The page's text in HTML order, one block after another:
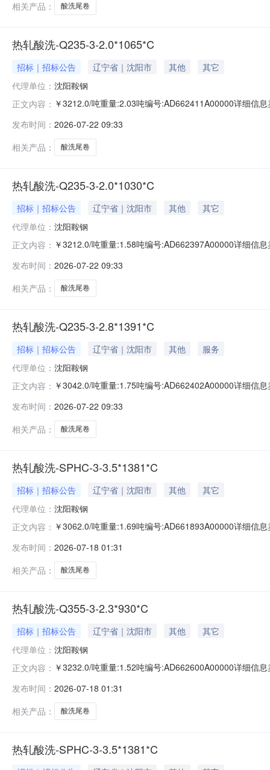
相关产品：
酸洗尾卷
热轧酸洗-Q235-3-2.0*1065*C
招标｜招标公告 辽宁省｜沈阳市 其他
其它
代理单位： 沈阳鞍钢
正文内容： ￥3212.0/吨重量:2.03吨编号:AD662411A00000详细信
产线名称:冷轧1#线锌层重量代码描述:上表面锌层重量
发布时间： 2026-07-22 09:33
相关产品：
酸洗尾卷
热轧酸洗-Q235-3-2.0*1030*C
招标｜招标公告 辽宁省｜沈阳市 其他
其它
代理单位： 沈阳鞍钢
正文内容： ￥3212.0/吨重量:1.58吨编号:AD662397A00000详细信
求产线名称:冷轧1#线锌层重量代码描述:上表面锌层重量
发布时间： 2026-07-22 09:33
相关产品：
酸洗尾卷
热轧酸洗-Q235-3-2.8*1391*C
招标｜招标公告 辽宁省｜沈阳市 其他
服务
代理单位： 沈阳鞍钢
正文内容： ￥3042.0/吨重量:1.75吨编号:AD662402A00000详细信
产线名称:冷轧1#线锌层重量代码描述:上表面锌层重量
发布时间： 2026-07-22 09:33
相关产品：
酸洗尾卷
热轧酸洗-SPHC-3-3.5*1381*C
招标｜招标公告 辽宁省｜沈阳市 其他
其它
代理单位： 沈阳鞍钢
正文内容： ￥3062.0/吨重量:1.69吨编号:AD661893A00000详细信
求产线名称:冷轧1#线锌层重量代码描述:上表面锌层重量
发布时间： 2026-07-18 01:31
相关产品：
酸洗尾卷
热轧酸洗-Q355-3-2.3*930*C
招标｜招标公告 辽宁省｜沈阳市 其他
其它
代理单位： 沈阳鞍钢
正文内容： ￥3232.0/吨重量:1.52吨编号:AD662600A00000详细信
求产线名称:冷轧1#线锌层重量代码描述:上表面锌层重量
发布时间： 2026-07-18 01:31
相关产品：
酸洗尾卷
热轧酸洗-SPHC-3-3.5*1381*C